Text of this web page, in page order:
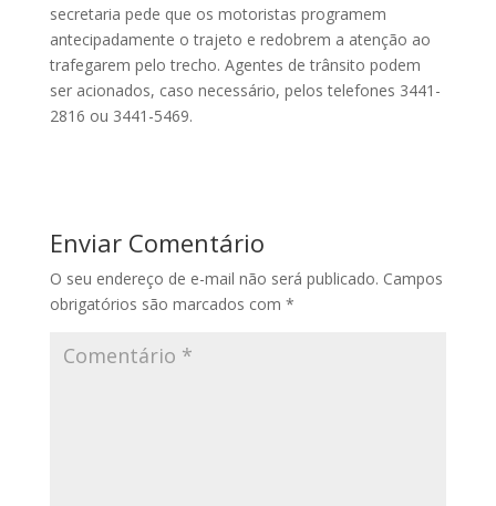
secretaria pede que os motoristas programem
antecipadamente o trajeto e redobrem a atenção ao
trafegarem pelo trecho. Agentes de trânsito podem
ser acionados, caso necessário, pelos telefones 3441-
2816 ou 3441-5469.
Enviar Comentário
O seu endereço de e-mail não será publicado. Campos
obrigatórios são marcados com *